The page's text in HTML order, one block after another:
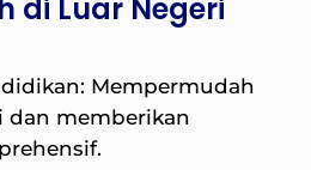
di Luar Negeri
Mempermudah
dan memberikan